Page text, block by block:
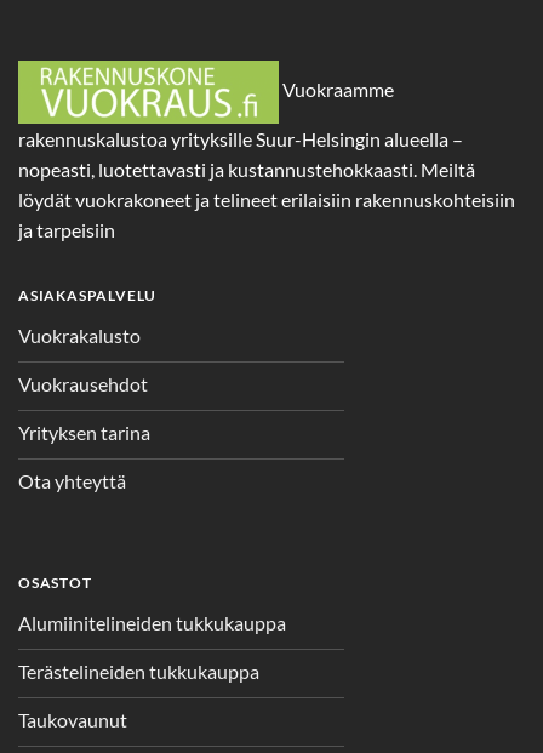
Vuokraamme
rakennuskalustoa yrityksille Suur-Helsingin alueella –
nopeasti, luotettavasti ja kustannustehokkaasti. Meiltä
löydät vuokrakoneet ja telineet erilaisiin rakennuskohteisiin
ja tarpeisiin
ASIAKASPALVELU
Vuokrakalusto
Vuokrausehdot
Yrityksen tarina
Ota yhteyttä
OSASTOT
Alumiinitelineiden tukkukauppa
Terästelineiden tukkukauppa
Taukovaunut